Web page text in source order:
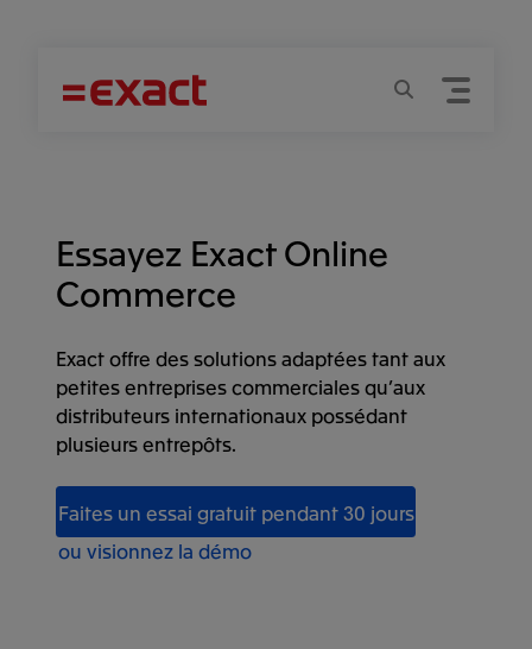
Menu
Essayez Exact Online
Commerce
Exact offre des solutions adaptées tant aux
petites entreprises commerciales qu’aux
distributeurs internationaux possédant
plusieurs entrepôts.
Faites un essai gratuit pendant 30 jours
ou visionnez la démo